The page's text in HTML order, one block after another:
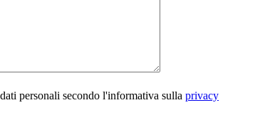
personali secondo l'informativa sulla privacy